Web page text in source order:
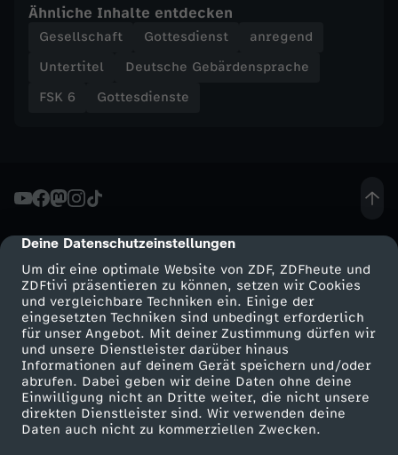
cmp-dialog-description
Deine Datenschutzeinstellungen
Um dir eine optimale Website von ZDF, ZDFheute und
ZDFtivi präsentieren zu können, setzen wir Cookies
und vergleichbare Techniken ein. Einige der
eingesetzten Techniken sind unbedingt erforderlich
für unser Angebot. Mit deiner Zustimmung dürfen wir
und unsere Dienstleister darüber hinaus
Informationen auf deinem Gerät speichern und/oder
abrufen. Dabei geben wir deine Daten ohne deine
Einwilligung nicht an Dritte weiter, die nicht unsere
direkten Dienstleister sind. Wir verwenden deine
Daten auch nicht zu kommerziellen Zwecken.
i
n
d
i
c
h
m
o
r
g
Ähnliche Inhalte entdecken
Gesellschaft Gottesdienst
anregend
Untertitel
Deutsche Gebärdensprache
FSK 6
Gottesdienste
Mehr ZDF
ZDF-Apps
Smart TV
ZDFtext
Service
ZDFmitreden
Kontakt zum ZDF
Tickets